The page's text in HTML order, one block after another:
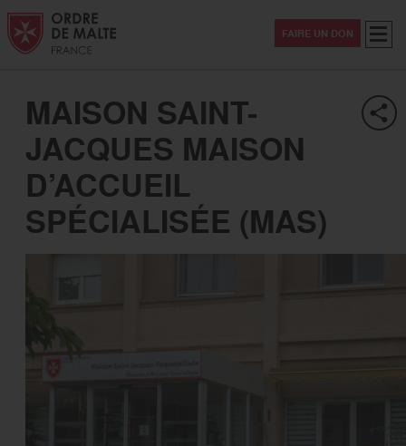
Aller au contenu
Aller à la recherche
Aller au menu
FAIRE UN DON
MAISON SAINT-
JACQUES MAISON
D’ACCUEIL
SPÉCIALISÉE (MAS)